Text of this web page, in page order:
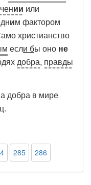
ии или
им фактором
христианство
если бы оно не
добра, правды
добра в мире
285 286